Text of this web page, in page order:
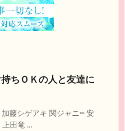
ちＯＫの人と友達に
加藤シゲアキ 関ジャニ∞ 安
上田竜 ...